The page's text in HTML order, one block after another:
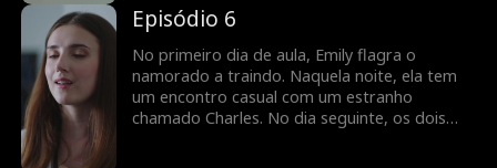
relação profissional de aluno e professor, mas
há uma tensão inegável entre eles.
Justamente quando Emily pensa que tudo vai
voltar aos trilhos, ela descobre
inesperadamente que está grávida...
Episódio 6
No primeiro dia de aula, Emily flagra o
namorado a traindo. Naquela noite, ela tem
um encontro casual com um estranho
chamado Charles. No dia seguinte, os dois